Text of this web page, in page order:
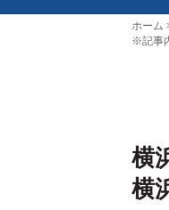
ホーム
※記事
横
横